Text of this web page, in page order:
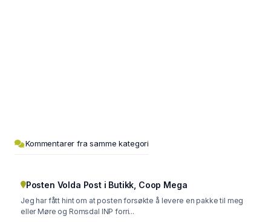
Kommentarer fra samme kategori
Posten Volda Post i Butikk, Coop Mega
Jeg har fått hint om at posten forsøkte å levere en pakke til meg
eller Møre og Romsdal INP forri...